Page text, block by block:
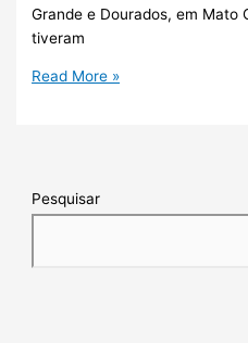
Grande e Dourados, em Mato
tiveram
Read More »
Pesquisar